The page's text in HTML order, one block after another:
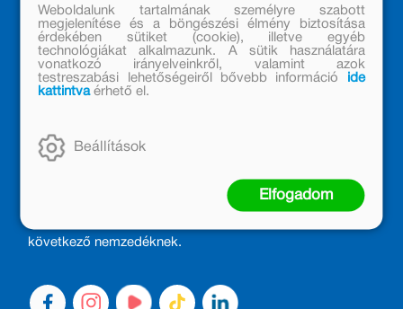
MÓRA KÖNYVKIADÓ – 1950 ÓTA
CSALÁDTAG
Kiadónk generációkat ajándékozott és ajándékoz meg az
olvasás örömével, olvasni szerető gyerekekből olvasni
következő nemzedéknek.
Weboldalunk tartalmának személyre szabott
megjelenítése és a böngészési élmény biztosítása
érdekében sütiket (cookie), illetve egyéb
technológiákat alkalmazunk. A sütik használatára
vonatkozó irányelveinkről, valamint azok
testreszabási lehetőségeiről bővebb információ
ide
kattintvaérhető el.
Beállítások
Elfogadom